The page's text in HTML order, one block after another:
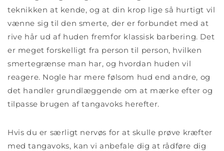
teknikken at kende, og at din krop lige så hurtigt vil
vænne sig til den smerte, der er forbundet med at
rive hår ud af huden fremfor klassisk barbering. Det
er meget forskelligt fra person til person, hvilken
smertegrænse man har, og hvordan huden vil
reagere. Nogle har mere følsom hud end andre, og
det handler grundlæggende om at mærke efter og
tilpasse brugen af tangavoks herefter.
Hvis du er særligt nervøs for at skulle prøve kræfter
med tangavoks, kan vi anbefale dig at rådføre dig